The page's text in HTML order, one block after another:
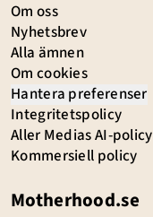
Om oss
Nyhetsbrev
Alla ämnen
Om cookies
Hantera preferenser
Integritetspolicy
Aller Medias AI-policy
Kommersiell policy
Motherhood.se